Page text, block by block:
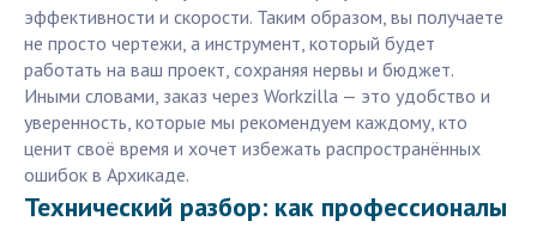
эффективности и скорости. Таким образом, вы получаете
не просто чертежи, а инструмент, который будет
работать на ваш проект, сохраняя нервы и бюджет.
Иными словами, заказ через Workzilla — это удобство и
уверенность, которые мы рекомендуем каждому, кто
ценит своё время и хочет избежать распространённых
ошибок в Архикаде.
Технический разбор: как профессионалы